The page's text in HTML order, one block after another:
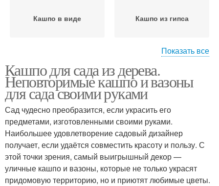
Кашпо в виде Кашпо из гипса
Кашпо для цветов Кашпо из дерева
Кашпо из щебенки
Показать все
Кашпо для сада из дерева.
Неповторимые кашпо и вазоны
для сада своими руками
Сад чудесно преобразится, если украсить его
предметами, изготовленными своими руками.
Наибольшее удовлетворение садовый дизайнер
получает, если удаётся совместить красоту и пользу. С
этой точки зрения, самый выигрышный декор —
уличные кашпо и вазоны, которые не только украсят
придомовую территорию, но и приютят любимые цветы.